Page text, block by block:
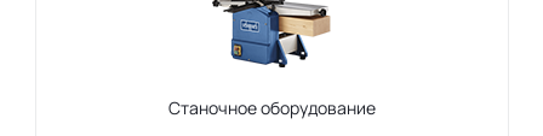
Станочное оборудование